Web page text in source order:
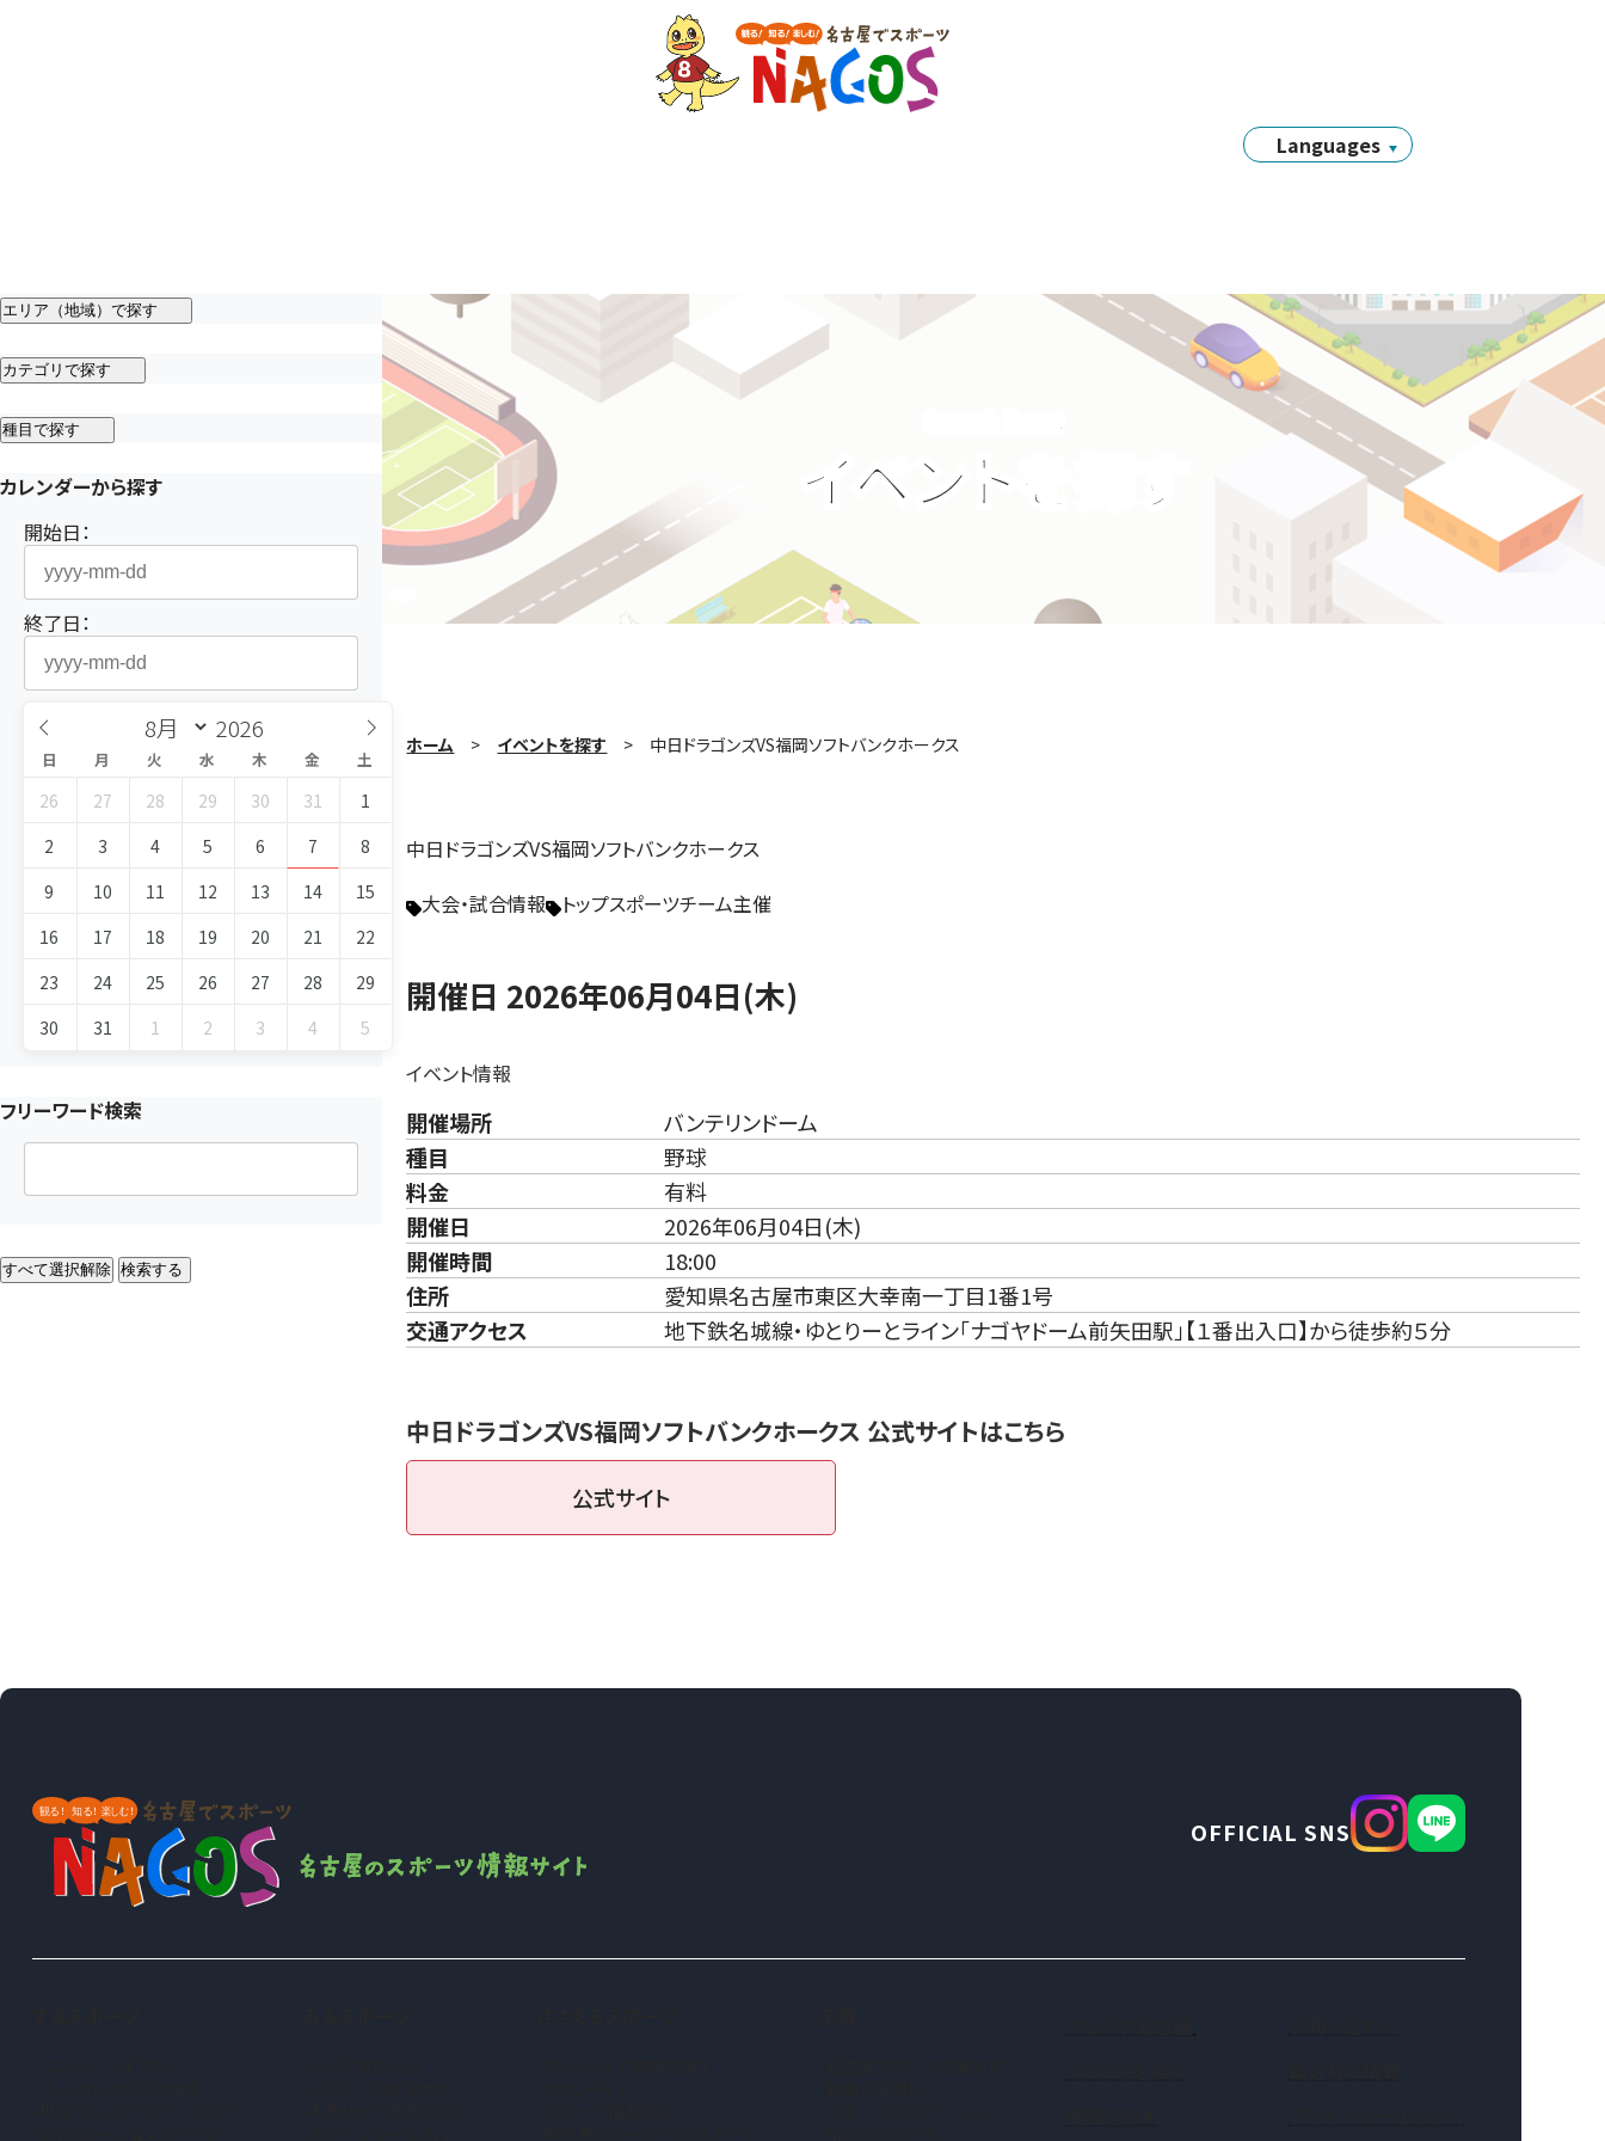
Languages
繁體中文
Tiếng Việt
Filipino
Português
한국어
Bahasa
ဗမာစာ
ไทย
イベントを探す
Search Event
ホーム イベントを探す 中日ドラゴンズVS福岡ソフトバンクホークス
中日ドラゴンズVS福岡ソフトバンクホークス
大会・試合情報
トップスポーツチーム主催
開催日 2026年06月04日(木)
イベント情報
開催場所
バンテリンドーム
種目
野球
料金
有料
開催日
2026年06月04日(木)
開催時間
18:00
住所
愛知県名古屋市東区大幸南一丁目1番1号
交通アクセス
地下鉄名城線・ゆとりーとライン「ナゴヤドーム前矢田駅」【１番出入口】から徒歩約５分
中日ドラゴンズVS福岡ソフトバンクホークス 公式サイトはこちら
公式サイト（新しいタブで開きます）
エリア（地域）で探す
カテゴリで探す
種目で探す
カレンダーから探す
開始日：
終了日：
日 月 火 水 木 金 土
26 27 28 29 30 31
1
2
3 4 5 6 7
8
9
10 11 12 13 14
15
16
17 18 19 20 21
22
23
24 25 26 27 28
29
30
31 1 2 3 4 5
フリーワード検索
すべて選択解除 検索する
OFFICIAL SNS